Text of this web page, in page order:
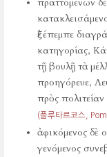
ἐξέπεμπε
κατηγορίας,
τῇ βουλῇ τὰ
προηγόρευε,
πρὸς
(플루타르코스,
ἀφικόμενος δὲ
γενόμενος